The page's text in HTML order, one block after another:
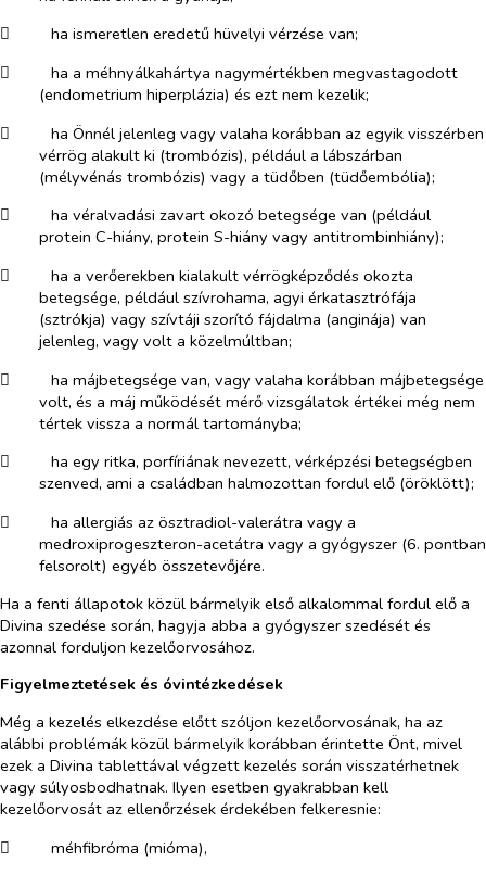
​
ha ismeretlen eredetű hüvelyi vérzése van;
​
ha a méhnyálkahártya nagymértékben megvastagodott
(endometrium hiperplázia) és ezt nem kezelik;
​
ha Önnél jelenleg vagy valaha korábban az egyik visszérben
vérrög alakult ki (trombózis), például a lábszárban
(mélyvénás trombózis) vagy a tüdőben (tüdőembólia);
​
ha véralvadási zavart okozó betegsége van (például
protein C-hiány, protein S-hiány vagy antitrombinhiány);
​
ha a verőerekben kialakult vérrögképződés okozta
betegsége, például szívrohama, agyi érkatasztrófája
(sztrókja) vagy szívtáji szorító fájdalma (anginája) van
jelenleg, vagy volt a közelmúltban;
​
ha májbetegsége van, vagy valaha korábban májbetegsége
volt, és a máj működését mérő vizsgálatok értékei még nem
tértek vissza a normál tartományba;
​
ha egy ritka, porfíriának nevezett, vérképzési betegségben
szenved, ami a családban halmozottan fordul elő (öröklött);
​
ha allergiás az ösztradiol-valerátra vagy a
medroxiprogeszteron-acetátra vagy a gyógyszer (6. pontban
felsorolt) egyéb összetevőjére.
Ha a fenti állapotok közül bármelyik első alkalommal fordul elő a
Divina szedése során, hagyja abba a gyógyszer szedését és
azonnal forduljon kezelőorvosához.
Figyelmeztetések és óvintézkedések
Még a kezelés elkezdése előtt szóljon kezelőorvosának, ha az
alábbi problémák közül bármelyik korábban érintette Önt, mivel
ezek a Divina tablettával végzett kezelés során visszatérhetnek
vagy súlyosbodhatnak. Ilyen esetben gyakrabban kell
kezelőorvosát az ellenőrzések érdekében felkeresnie:
​
méhfibróma (mióma),